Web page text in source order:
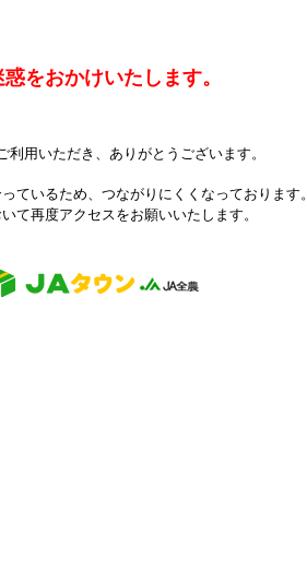
惑をおかけいたします。
利用いただき、ありがとうございます。
ているため、つながりにくくなっております。
て再度アクセスをお願いいたします。